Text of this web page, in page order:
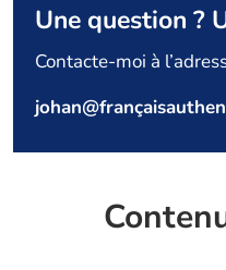
Identifiant ou e-mail
Une question ?
Contacte-moi à